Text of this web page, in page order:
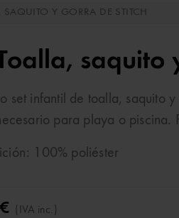
SAQUITO Y GORRA DE STITCH
saquito
set infantil de toalla, saquito
para playa o piscina.
100% poliéster
(IVA inc.)